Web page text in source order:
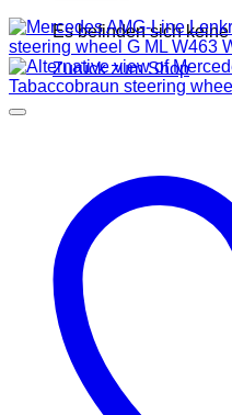
Es befinden sich
Zurück zum Shop